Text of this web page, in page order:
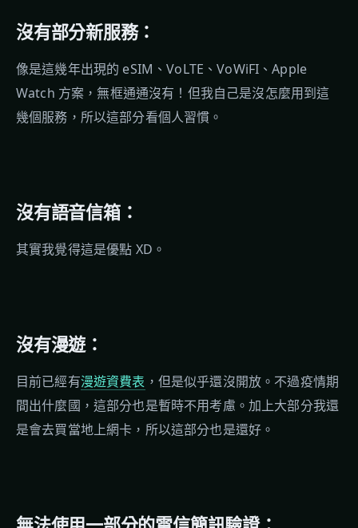
沒有部分新服務：
像是這幾年出現的 eSIM、VoLTE、VoWiFI、Apple
Watch 方案，無框通通沒有！但我自己是沒怎麼用到這
幾個服務，所以這部分看個人習慣。
沒有語音信箱：
其實我覺得這是優點 XD。
沒有漫遊：
目前已經有漫遊資費表 ，但是似乎還沒開放。不過疫情期
間出什麼國，這部分也是暫時不用考慮。加上大部分我還
是會去買當地上網卡，所以這部分也是還好。